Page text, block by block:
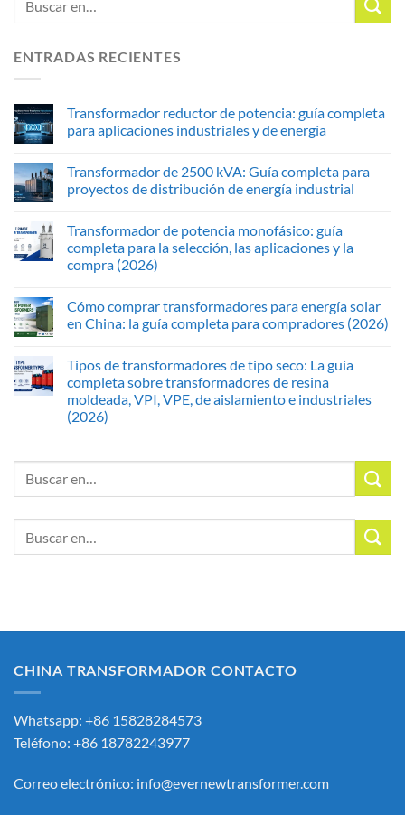
ENTRADAS RECIENTES
Transformador reductor de potencia: guía completa
para aplicaciones industriales y de energía
Transformador de 2500 kVA: Guía completa para
proyectos de distribución de energía industrial
Transformador de potencia monofásico: guía
completa para la selección, las aplicaciones y la
compra (2026)
Cómo comprar transformadores para energía solar
en China: la guía completa para compradores (2026)
Tipos de transformadores de tipo seco: La guía
completa sobre transformadores de resina
moldeada, VPI, VPE, de aislamiento e industriales
(2026)
CHINA TRANSFORMADOR CONTACTO
Whatsapp: +86 15828284573
Teléfono: +86 18782243977
Correo electrónico: info@evernewtransformer.com